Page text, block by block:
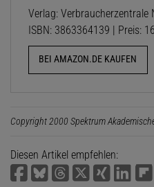
Verlag: Verbraucherzentrale
ISBN: 3863364139 | Preis:
BEI AMAZON.DE KAUFEN
Copyright 2000 Spektrum
Diesen Artikel empfehlen: